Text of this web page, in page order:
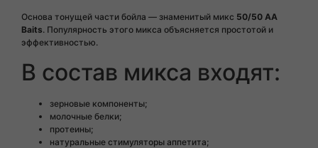
Основа тонущей части бойла — знаменитый микс 50/50 AA
Baits. Популярность этого микса объясняется простотой и
эффективностью.
В состав микса входят:
зерновые компоненты;
молочные белки;
протеины;
натуральные стимуляторы аппетита;